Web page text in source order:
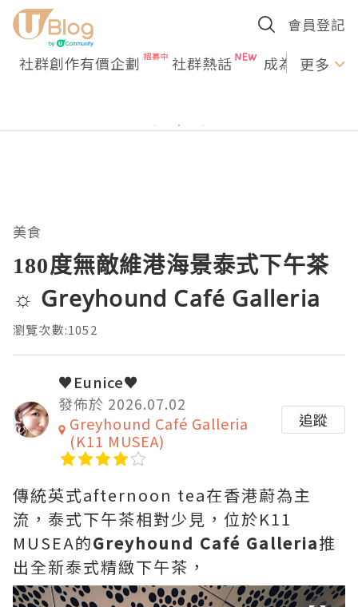
會員登記
社群創作有價企劃 社群熱話 成為U更多
美食
180度無敵維港海景泰式下午茶
☼ Greyhound Café Galleria
瀏覽次數:1052
♥Eunice♥
發佈於 2026.07.02
Greyhound Café Galleria
(K11 MUSEA)
追蹤
傳統英式afternoon tea在香港蔚為主
流，泰式下午茶相對少見，位於K11
MUSEA的Greyhound Café Galleria推
出全新泰式精緻下午茶，